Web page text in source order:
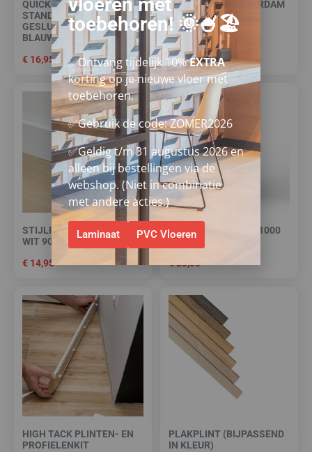
QUICK STEP MUSE
STANDAARDPLINT 5485
GESLUIERDE
BLAUWSTEEN
€ 16,95
STIJLPLINT AMSTERDAM
ZWART FOLIE 7 CM.
€16,95
STIJLPLINT AMSTERDAM
WIT 9010 FOLIE 7 CM.
€ 14,95
QUICK STEP CLEAN 1000
ML.
€20,00
HIGH TACK PLINTEN- EN
PROFIELENKIT
PLAKPLINT (BIJPASSEND
IN KLEUR)
toebehoren! 🌞🍧🏖️
✅Ontvang tijdelijk 10%EXTRA
korting op je nieuwe vloer met
toebehoren.
✅Gebruik de code: ZOMER2026
✅Geldig t/m 31 augustus 2026 en
alleen bij bestellingen via de
webshop. (Niet in combinatie
met andere acties.)
Laminaat PVC Vloeren